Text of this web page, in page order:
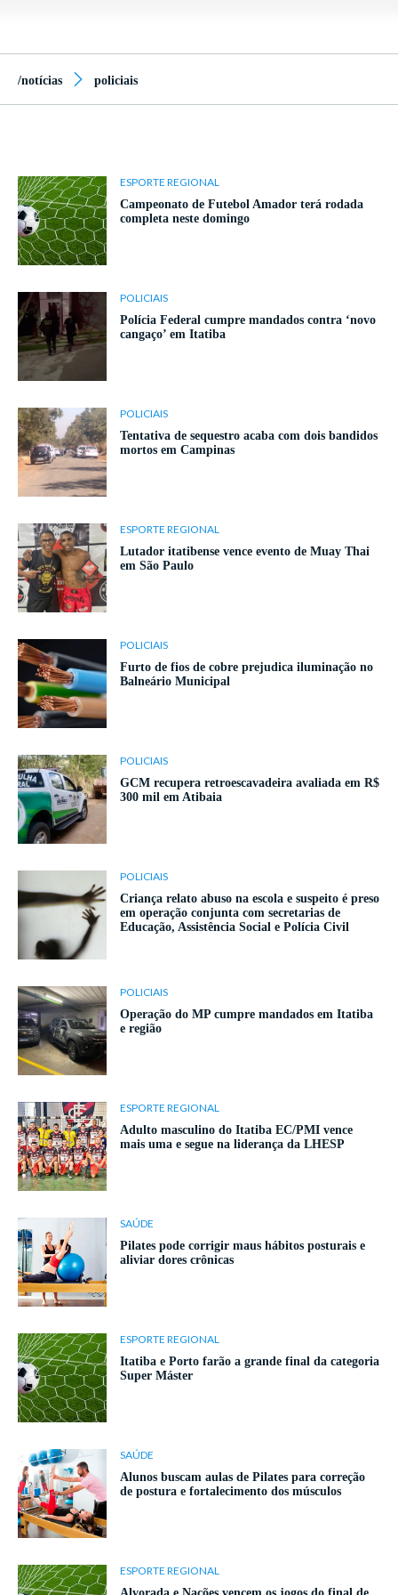
/notícias policiais
ESPORTE REGIONAL
Campeonato de Futebol Amador terá rodada
completa neste domingo
POLICIAIS
Polícia Federal cumpre mandados contra ‘novo
cangaço’ em Itatiba
POLICIAIS
Tentativa de sequestro acaba com dois bandidos
mortos em Campinas
ESPORTE REGIONAL
Lutador itatibense vence evento de Muay Thai
em São Paulo
POLICIAIS
Furto de fios de cobre prejudica iluminação no
Balneário Municipal
POLICIAIS
GCM recupera retroescavadeira avaliada em R$
300 mil em Atibaia
POLICIAIS
Criança relato abuso na escola e suspeito é preso
em operação conjunta com secretarias de
Educação, Assistência Social e Polícia Civil
POLICIAIS
Operação do MP cumpre mandados em Itatiba
e região
ESPORTE REGIONAL
Adulto masculino do Itatiba EC/PMI vence
mais uma e segue na liderança da LHESP
SAÚDE
Pilates pode corrigir maus hábitos posturais e
aliviar dores crônicas
ESPORTE REGIONAL
Itatiba e Porto farão a grande final da categoria
Super Máster
SAÚDE
Alunos buscam aulas de Pilates para correção
de postura e fortalecimento dos músculos
ESPORTE REGIONAL